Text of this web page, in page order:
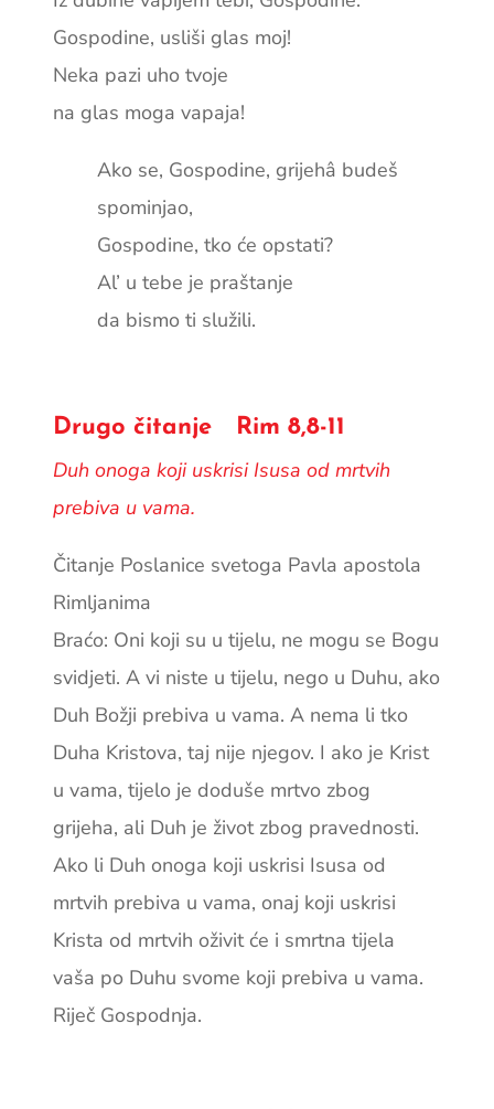
Gospodine, usliši glas moj!
Neka pazi uho tvoje
na glas moga vapaja!
Ako se, Gospodine, grijehâ budeš
spominjao,
Gospodine, tko će opstati?
Al’ u tebe je praštanje
da bismo ti služili.
Drugo čitanje Rim 8,8-11
Duh onoga koji uskrisi Isusa od mrtvih
prebiva u vama.
Čitanje Poslanice svetoga Pavla apostola
Rimljanima
Braćo: Oni koji su u tijelu, ne mogu se Bogu
svidjeti. A vi niste u tijelu, nego u Duhu, ako
Duh Božji prebiva u vama. A nema li tko
Duha Kristova, taj nije njegov. I ako je Krist
u vama, tijelo je doduše mrtvo zbog
grijeha, ali Duh je život zbog pravednosti.
Ako li Duh onoga koji uskrisi Isusa od
mrtvih prebiva u vama, onaj koji uskrisi
Krista od mrtvih oživit će i smrtna tijela
vaša po Duhu svome koji prebiva u vama.
Riječ Gospodnja.